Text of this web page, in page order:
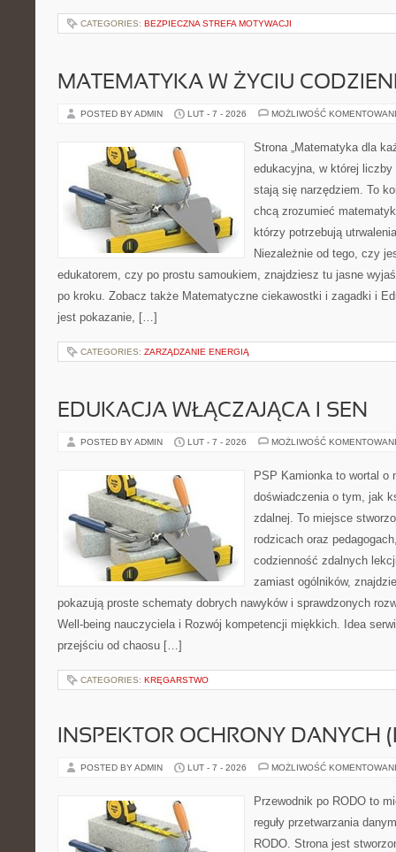
CATEGORIES: BEZPIECZNA STREFA MOTYWACJI
MATEMATYKA W ŻYCIU
POSTED BY ADMIN LUT - 7 - 2026 MOŻLIWOŚĆ
Strona „Matematyka dla
edukacyjna, w której
stają się narzędziem. To
chcą zrozumieć
którzy potrzebują
Niezależnie od tego, czy
edukatorem, czy po prostu samoukiem, znajdziesz tu jasne
po kroku. Zobacz także Matematyczne ciekawostki i zagadki i
jest pokazanie, […]
CATEGORIES: ZARZĄDZANIE ENERGIĄ
EDUKACJA WŁĄCZAJĄCA I SEN
POSTED BY ADMIN LUT - 7 - 2026 MOŻLIWOŚĆ
PSP Kamionka to wortal o
doświadczenia o tym, jak
zdalnej. To miejsce
rodzicach oraz
codzienność zdalnych
zamiast ogólników,
pokazują proste schematy dobrych nawyków i sprawdzonych
Well-being nauczyciela i Rozwój kompetencji miękkich. Idea
przejściu od chaosu […]
CATEGORIES: KRĘGARSTWO
INSPEKTOR OCHRONY DANYCH
POSTED BY ADMIN LUT - 7 - 2026 MOŻLIWOŚĆ
Przewodnik po RODO to
reguły przetwarzania
RODO. Strona jest